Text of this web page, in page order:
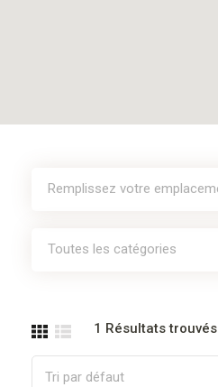
Toutes les catégories
1 Résultats trouvés
Tri par défaut